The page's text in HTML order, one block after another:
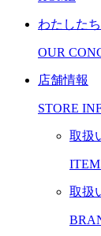
わたした
OUR
店舗情報
STORE
取扱
取扱